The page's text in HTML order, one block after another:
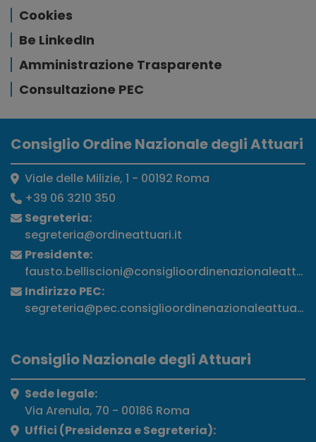
Cookies
Be LinkedIn
Amministrazione Trasparente
Consultazione PEC
Consiglio Ordine Nazionale degli Attuari
Viale delle Milizie, 1 - 00192 Roma
+39 06 3210 350
Segreteria:
segreteria@ordineattuari.it
Presidente:
Indirizzo PEC:
segreteria@pec.consiglioordinenazionaleattuari.it
Consiglio Nazionale degli Attuari
Sede legale:
Via Arenula, 70 - 00186 Roma
Uffici (Presidenza e Segreteria):